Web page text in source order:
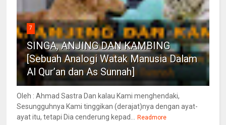
7
SINGA, ANJING DAN KAMBING
[Sebuah Analogi Watak Manusia Dalam
Al Qur’an dan As Sunnah]
Oleh : Ahmad Sastra Dan kalau Kami menghendaki,
Sesungguhnya Kami tinggikan (derajat)nya dengan ayat-
ayat itu, tetapi Dia cenderung kepad... Readmore